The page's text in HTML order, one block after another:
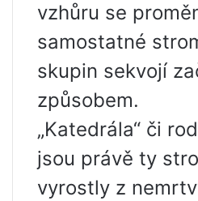
vzhůru se
samostatné
skupin sekvojí
způsobem.
„Katedrála“ či
jsou právě ty
vyrostly z